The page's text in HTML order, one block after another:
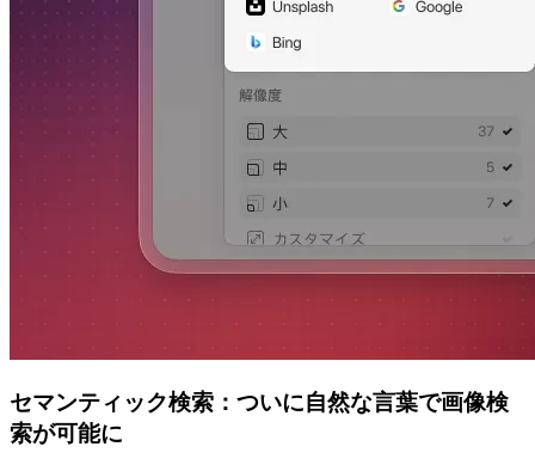
セマンティック検索：ついに自然な言葉で画像検
索が可能に